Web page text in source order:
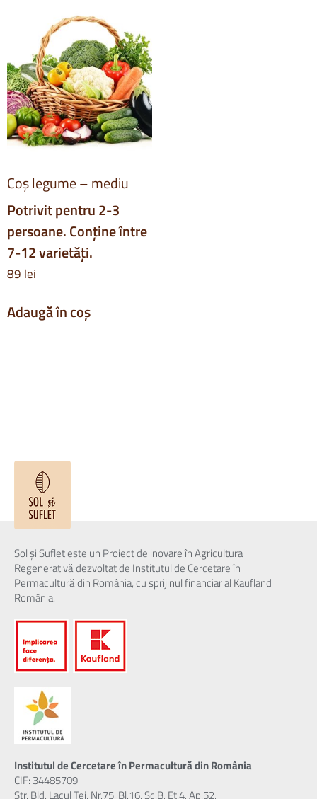
Coș legume – mediu
Potrivit pentru 2-3
persoane. Conține între
7-12 varietăți.
89 lei
Adaugă în coș
Sol și Suflet este un Proiect de inovare în Agricultura
Regenerativă dezvoltat de Institutul de Cercetare în
Permacultură din România, cu sprijinul financiar al Kaufland
România.
Institutul de Cercetare în Permacultură din România
CIF: 34485709
Str. Bld. Lacul Tei, Nr.75, Bl.16, Sc.B, Et.4, Ap.52,